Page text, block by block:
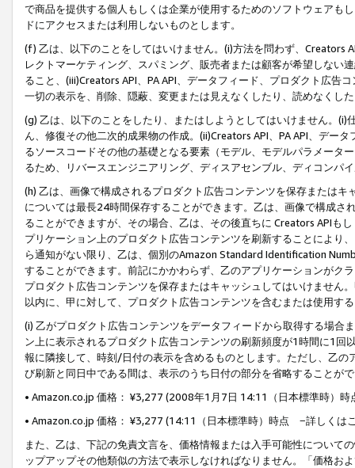
で商品を提供する個人もしくは企業が使用するためのソフトウェアも
ドにアクセスまたは利用しないものとします。
(f) 乙は、以下のことをしてはいけません。(i)方法を問わず、Creators
レクトマーケティング、スパミング、販売者または顧客が希望しない
ること、(iii)Creators API、PA API、データフィード、プロダクト広告
一切の表示を、削除、隠蔽、変更または見えなくしたり、読めなくし
(g) 乙は、以下のことをしたり、またはしようとしてはいけません。
ん、修復その他二次的成果物の作成。(ii)Creators API、PA API、デー
るソースコードその他の基礎となる要素（モデル、モデルパラメータ
るため、リバースエンジニアリング、ディスアセンブル、ディコンパ
(h) 乙は、画像で構成されるプロダクト広告コンテンツを保存または
については最長24時間保存することができます。乙は、画像で構成
ることができますが、その場合、乙は、その後直ちに Creators APIも
プリケーション上のプロダクト広告コンテンツを刷新することにより
ら通知がない限り、乙は、個別のAmazon Standard Identification
することができます。前記にかかわらず、乙のアプリケーションがク
プロダクト広告コンテンツを保存またはキャッシュしてはいけません
以内に、甲に対して、プロダクト広告コンテンツを含むまたは使用す
(i) 乙がプロダクト広告コンテンツをデータフィードから取得する場合
ン上に表示されるプロダクト広告コンテンツの刷新頻度が1時間に1
報に隣接して、時刻/日付の表示を含めるものとします。ただし、乙
び刷新と同日中である間は、表示のうち日付の部分を省略することが
• Amazon.co.jp 価格： ¥3,277 (2008年1月7日 14:11（日本標準時）
• Amazon.co.jp 価格： ¥3,277 (14:11（日本標準時）時点 −詳しくは
また、乙は、下記の免責文言を、価格情報または入手可能性について
ップアップその他類似の方法で表示しなければなりません。「価格